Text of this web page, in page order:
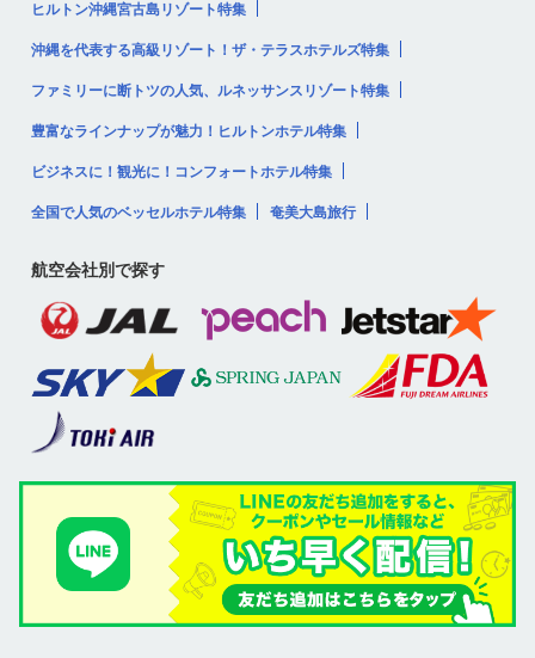
ヒルトン沖縄宮古島リゾート特集
沖縄を代表する高級リゾート！ザ・テラスホテルズ特集
ファミリーに断トツの人気、ルネッサンスリゾート特集
豊富なラインナップが魅力！ヒルトンホテル特集
ビジネスに！観光に！コンフォートホテル特集
全国で人気のベッセルホテル特集 奄美大島旅行
航空会社別で探す